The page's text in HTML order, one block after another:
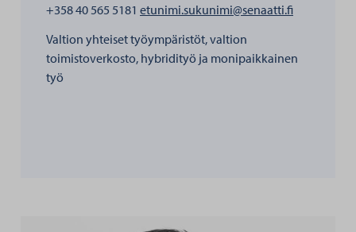
+358 40 565 5181 etunimi.sukunimi@senaatti.fihenkilölle
Valtion yhteiset työympäristöt, valtion
toimistoverkosto, hybridityö ja monipaikkainen
työ